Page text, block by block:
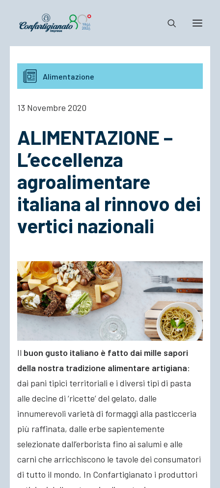
Notizie e Documenti
Confartigianato
Cosa Facciamo
Alimentazione
13 Novembre 2020
ALIMENTAZIONE –
L’eccellenza
agroalimentare
italiana al rinnovo dei
vertici nazionali
Il buon gusto italiano è fatto dai mille sapori
della nostra tradizione alimentare artigiana:
dai pani tipici territoriali e i diversi tipi di pasta
alle decine di ‘ricette’ del gelato, dalle
innumerevoli varietà di formaggi alla pasticceria
più raffinata, dalle erbe sapientemente
selezionate dall’erborista fino ai salumi e alle
carni che arricchiscono le tavole dei consumatori
di tutto il mondo. In Confartigianato i produttori